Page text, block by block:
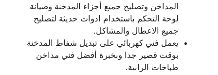
المداخن وتصليح جميع أجزاء المدخنة وصيانة
لوحة التحكم باستخدام ادوات حديثة لتصليح
جميع الاعطال والمشاكل.
يعمل فني كهربائي على تبديل شفاط المدخنة
بوقت قصير جدا وبخبرة أفضل فني مداخن
طباخات الرابية.